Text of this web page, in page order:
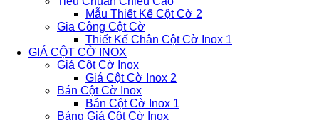
Mẫu Thiết Kế Cột Cờ 2
Gia Công Cột Cờ
Thiết Kế Chân Cột Cờ Inox 1
GIÁ CỘT CỜ INOX
Giá Cột Cờ Inox
Giá Cột Cờ Inox 2
Bán Cột Cờ Inox
Bán Cột Cờ Inox 1
Bảng Giá Cột Cờ Inox